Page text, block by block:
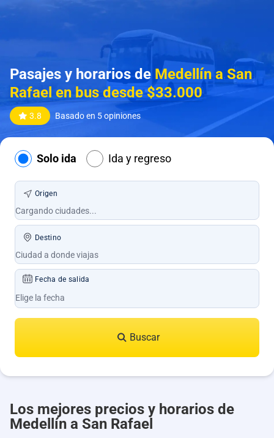
Pasajes y horarios de Medellín a San
Rafael en bus desde $33.000
3.8 Basado en 5 opiniones
Solo ida Ida y regreso
Origen
Destino
Fecha de salida
Buscar
Los mejores precios y horarios de
Medellín a San Rafael